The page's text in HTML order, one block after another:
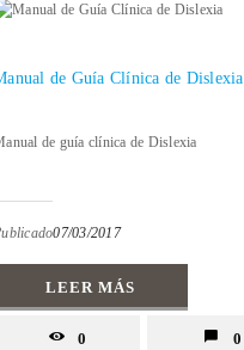
de Guía Clínica de Dislexia
de guía clínica de Dislexia
07/03/2017
LEER MÁS
0 0